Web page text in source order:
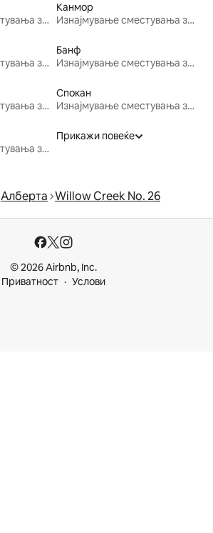
Изнајмување сместувања за одмор
Канмор
Изнајмување сместувања за одмор
Изнајмување сместувања за одмор
Банф
Изнајмување сместувања за одмор
Изнајмување сместувања за одмор
Спокан
Изнајмување сместувања за одмор
Изнајмување сместувања за одмор
Прикажи повеќе
Алберта Willow Creek No. 26
© 2026 Airbnb, Inc.
Приватност
Услови